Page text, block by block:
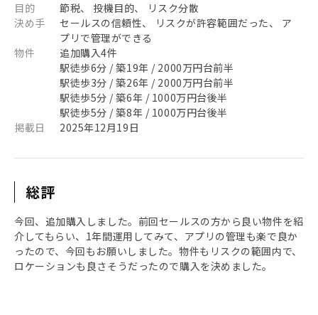
目的
節税、 投機目的、 リスク分散
決め手
セールスの信頼性、 リスクが許容範囲だった、 ア
プリで管理ができる
物件
追加購入4件
駅徒歩6分 / 築19年 / 2000万円台前半
駅徒歩3分 / 築26年 / 2000万円台前半
駅徒歩5分 / 築6年 / 1000万円台後半
駅徒歩5分 / 築8年 / 1000万円台後半
掲載日
2025年12月19日
総評
今回、追加購入しました。前回セールスの方から良い物件を紹
介してもらい、1年間運用してみて、アプリの管理も楽で良か
ったので、今回もお願いしました。物件もリスクの範囲内で、
ロケーションも良さそうだったので購入を決めました。